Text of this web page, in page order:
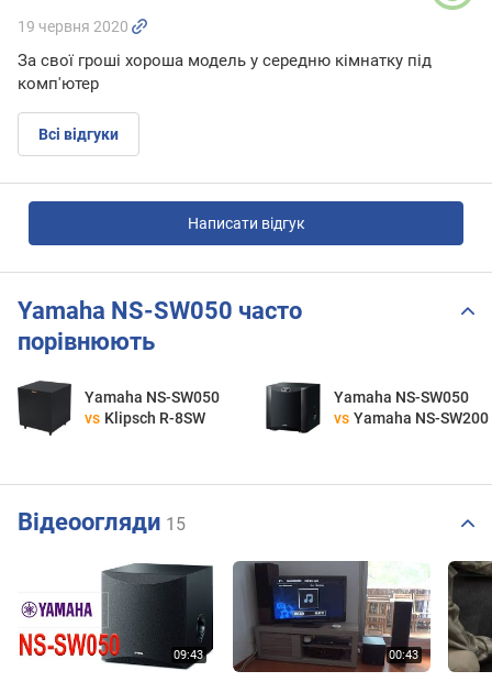
19 червня 2020
За свої гроші хороша модель у середню кімнатку під
комп'ютер
Всі відгуки
Написати відгук
Yamaha NS-SW050 часто
порівнюють
Yamaha NS-SW050
vs Klipsch R-8SW
Yamaha NS-SW050
vs Yamaha NS-SW200
Відеоогляди 15